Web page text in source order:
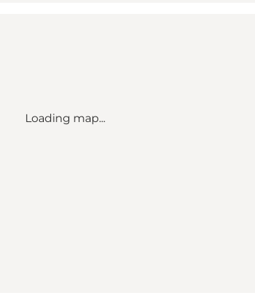
Loading map...